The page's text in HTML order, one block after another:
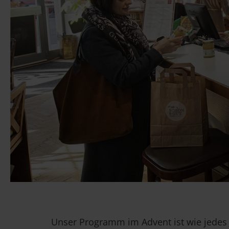
Unser Programm im Advent ist wie jedes